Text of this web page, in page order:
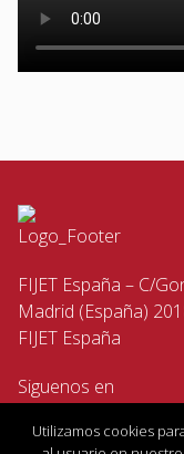
FIJET España – C/
Madrid (España)
FIJET España
Siguenos en
Utilizamos cookies